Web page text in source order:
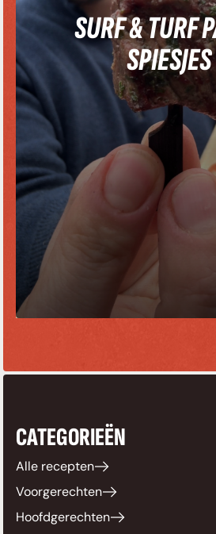
SURF & TURF
SPIESJES
CATEGORIEËN
Alle recepten
Voorgerechten
Hoofdgerechten